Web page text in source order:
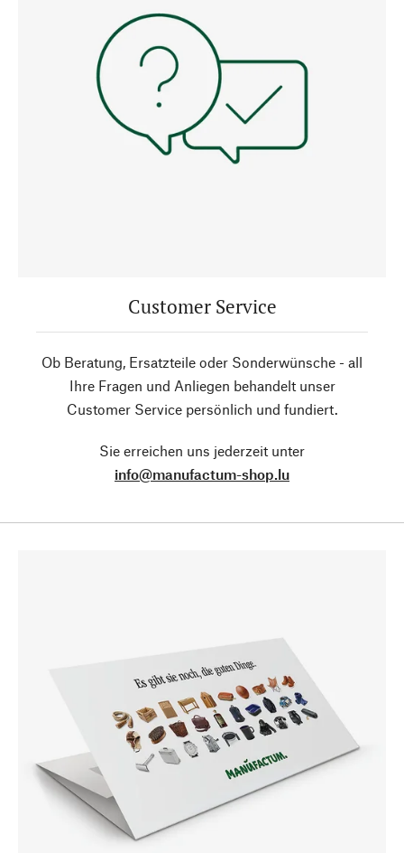
Customer Service
Ob Beratung, Ersatzteile oder Sonderwünsche - all
Ihre Fragen und Anliegen behandelt unser
Customer Service persönlich und fundiert.
Sie erreichen uns jederzeit unter
info@manufactum-shop.lu